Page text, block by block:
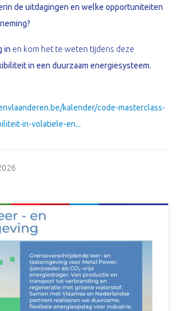
de uitdagingen en welke opportuniteiten
in en kom het te weten tijdens deze
in een duurzaam energiesysteem.
kalender/code-masterclass-
in-volatiele-en...